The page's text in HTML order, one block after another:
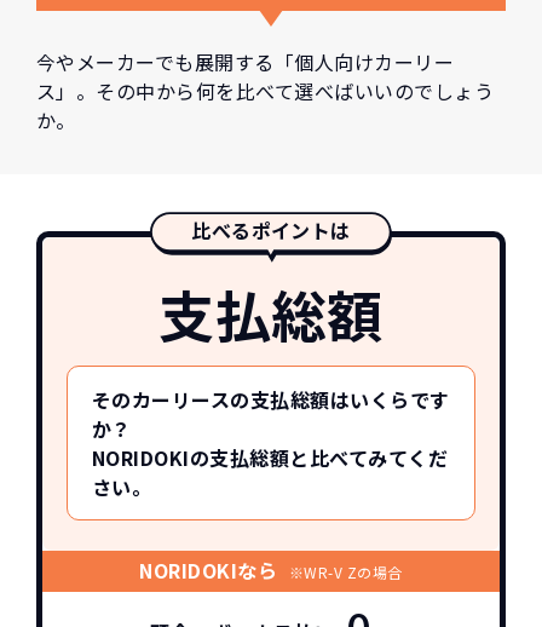
今やメーカーでも展開する「個人向けカーリー
ス」。その中から何を比べて選べばいいのでしょう
か。
比べるポイントは
支払総額
そのカーリースの支払総額はいくらです
か？
NORIDOKIの支払総額と比べてみてくだ
さい。
NORIDOKIなら ※WR-V Zの場合